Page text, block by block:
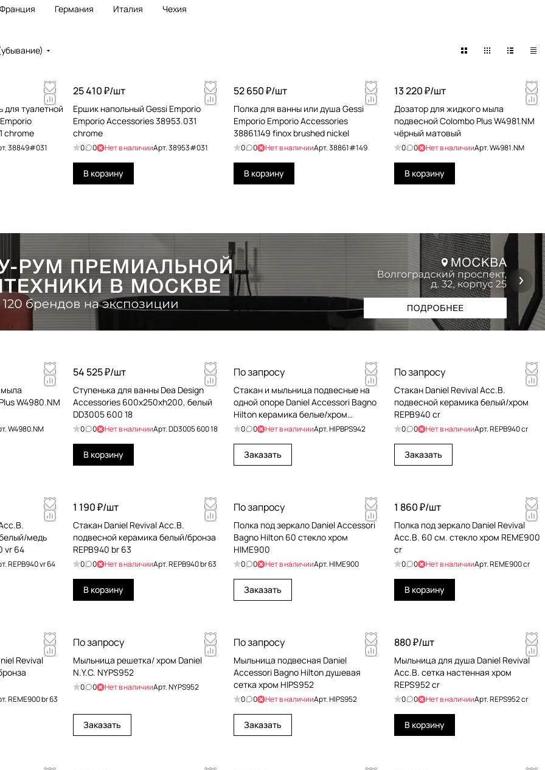
Франция Германия Италия Чехия
для туалетной
chrome
38849#031
25 410 ₽/шт
Ершик напольный Gessi Emporio
Emporio Accessories 38953.031
chrome
0 0 Нет в наличииАрт.38953#031
В корзину
52 650 ₽/шт
Полка для ванны или душа Gessi
Emporio Emporio Accessories
38861.149 finox brushed nickel
0 0 Нет в наличииАрт.38861#149
В корзину
13 220 ₽/шт
Дозатор для жидкого мыла
подвесной Colombo Plus W4981.NM
чёрный матовый
0 0 Нет в наличииАрт.W4981.NM
В корзину
W4980.NM
W4980.NM
54 525 ₽/шт
Ступенька для ванны Dea Design
Accessories 600х250хh200, белый
DD3005 600 18
0 0 Нет в наличииАрт.DD3005 600 18
В корзину
По запросу
Стакан и мыльница подвесные на
одной опоре Daniel Accessori Bagno
Hilton керамика белые/хром
HIPBPS942
0 0 Нет в наличииАрт.HIPBPS942
Заказать
По запросу
Стакан Daniel Revival Acc.B.
подвесной керамика белый/хром
REPB940 cr
0 0 Нет в наличииАрт.REPB940 cr
Заказать
медь
vr 64
REPB940 vr 64
1 190 ₽/шт
Стакан Daniel Revival Acc.B.
подвесной керамика белый/бронза
REPB940 br 63
0 0 Нет в наличииАрт.REPB940 br 63
В корзину
По запросу
Полка под зеркало Daniel Accessori
Bagno Hilton 60 стекло хром
HIME900
0 0 Нет в наличииАрт.HIME900
Заказать
1 860 ₽/шт
Полка под зеркало Daniel Revival
Acc.B. 60 см. стекло хром REME900
cr
0 0 Нет в наличииАрт.REME900 cr
В корзину
Revival
REME900 br 63
По запросу
Мыльница решетка/ хром Daniel
N.Y.C. NYPS952
0 0 Нет в наличииАрт.NYPS952
Заказать
По запросу
Мыльница подвесная Daniel
Accessori Bagno Hilton душевая
сетка хром HIPS952
0 0 Нет в наличииАрт.HIPS952
Заказать
880 ₽/шт
Мыльница для душа Daniel Revival
Acc.B. сетка настенная хром
REPS952 cr
0 0 Нет в наличииАрт.REPS952 cr
В корзину